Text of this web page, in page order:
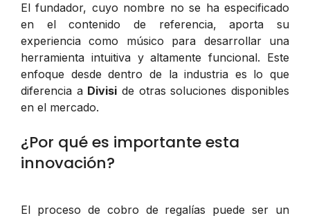
El fundador, cuyo nombre no se ha especificado
en el contenido de referencia, aporta su
experiencia como músico para desarrollar una
herramienta intuitiva y altamente funcional. Este
enfoque desde dentro de la industria es lo que
diferencia a Divisi de otras soluciones disponibles
en el mercado.
¿Por qué es importante esta
innovación?
El proceso de cobro de regalías puede ser un